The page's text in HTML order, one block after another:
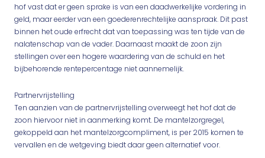
hof vast dat er geen sprake is van een daadwerkelijke vordering in
geld, maar eerder van een goederenrechtelijke aanspraak. Dit past
binnen het oude erfrecht dat van toepassing was ten tijde van de
nalatenschap van de vader. Daarnaast maakt de zoon zijn
stellingen over een hogere waardering van de schuld en het
bijbehorende rentepercentage niet aannemelijk.
Partnervrijstelling
Ten aanzien van de partnervrijstelling overweegt het hof dat de
zoon hiervoor niet in aanmerking komt. De mantelzorgregel,
gekoppeld aan het mantelzorgcompliment, is per 2015 komen te
vervallen en de wetgeving biedt daar geen alternatief voor.